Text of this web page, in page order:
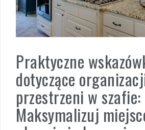
Praktyczne
dotyczące
przestrzeni w szafie:
Maksymalizuj